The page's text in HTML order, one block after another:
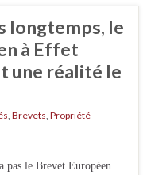
longtemps, le
à Effet
une réalité le
Brevets Propriété
pas le Brevet Européen